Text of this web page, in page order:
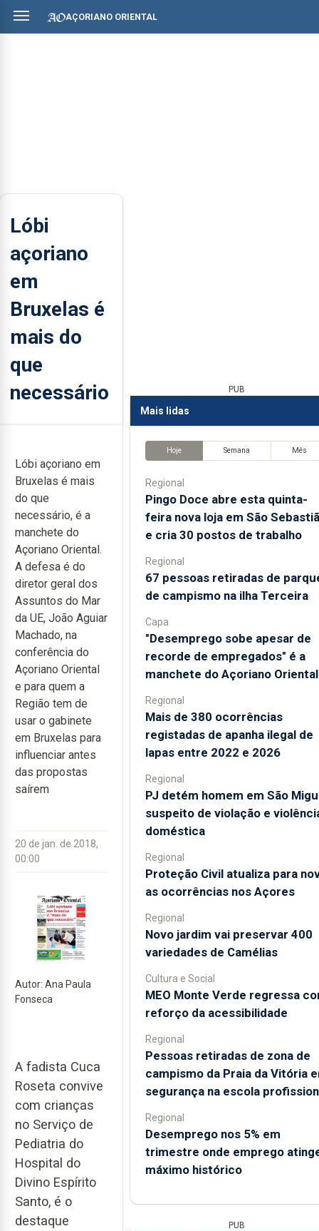
AÇORIANO ORIENTAL
Lóbi
açoriano
em
Bruxelas é
mais do
que
necessário
Lóbi açoriano em
Bruxelas é mais
do que
necessário, é a
manchete do
Açoriano Oriental.
A defesa é do
diretor geral dos
Assuntos do Mar
da UE, João Aguiar
Machado, na
conferência do
Açoriano Oriental
e para quem a
Região tem de
usar o gabinete
em Bruxelas para
influenciar antes
das propostas
saírem
20 de jan. de 2018,
00:00
Autor: Ana Paula
Fonseca
A fadista Cuca
Roseta convive
com crianças
no Serviço de
Pediatria do
Hospital do
Divino Espírito
Santo, é o
destaque
PUB
Mais lidas
Hoje Semana Mês
Regional
Pingo Doce abre esta quinta-
feira nova loja em São
e cria 30 postos de trabalho
Regional
67 pessoas retiradas de
de campismo na ilha Terceira
Capa
"Desemprego sobe apesar de
recorde de empregados" é a
manchete do Açoriano Oriental
Regional
Mais de 380 ocorrências
registadas de apanha ilegal de
lapas entre 2022 e 2026
Regional
PJ detém homem em São
suspeito de violação e
doméstica
Regional
Proteção Civil atualiza para
as ocorrências nos Açores
Regional
Novo jardim vai preservar 400
variedades de Camélias
Cultura e Social
MEO Monte Verde regressa
reforço da acessibilidade
Regional
Pessoas retiradas de zona de
campismo da Praia da Vitória
segurança na escola
Regional
Desemprego nos 5% em
trimestre onde emprego
máximo histórico
PUB